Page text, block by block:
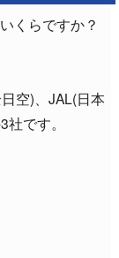
くらですか？
空)、JAL(日本
です。